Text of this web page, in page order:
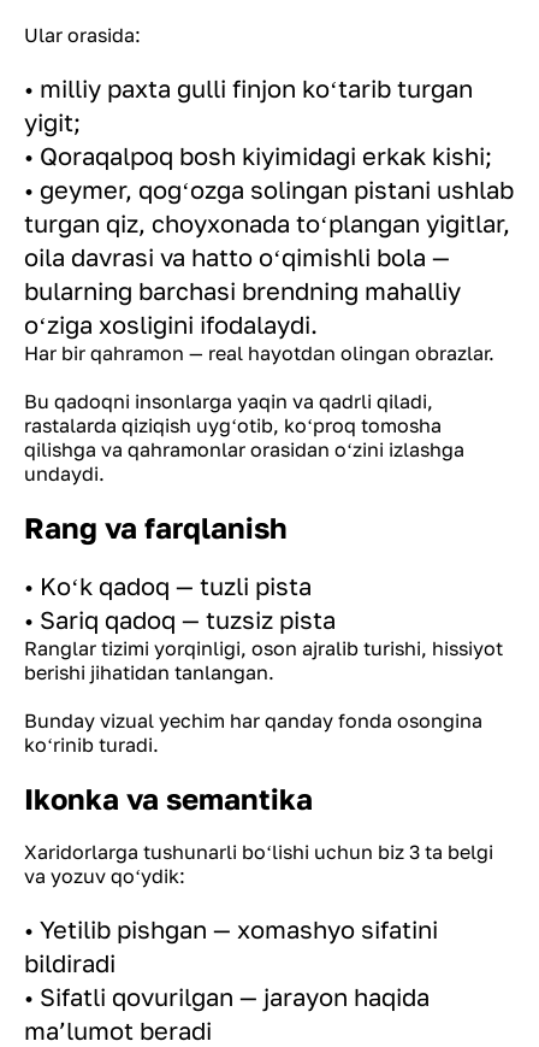
Ular orasida:
• milliy paxta gulli finjon koʻtarib turgan
yigit;
• Qoraqalpoq bosh kiyimidagi erkak kishi;
• geymer, qogʻozga solingan pistani ushlab
turgan qiz, choyxonada toʻplangan yigitlar,
oila davrasi va hatto oʻqimishli bola —
bularning barchasi brendning mahalliy
oʻziga xosligini ifodalaydi.
Har bir qahramon — real hayotdan olingan obrazlar.
Bu qadoqni insonlarga yaqin va qadrli qiladi,
rastalarda qiziqish uygʻotib, koʻproq tomosha
qilishga va qahramonlar orasidan oʻzini izlashga
undaydi.
Rang va farqlanish
• Koʻk qadoq — tuzli pista
• Sariq qadoq — tuzsiz pista
Ranglar tizimi yorqinligi, oson ajralib turishi, hissiyot
berishi jihatidan tanlangan.
Bunday vizual yechim har qanday fonda osongina
koʻrinib turadi.
Ikonka va semantika
Xaridorlarga tushunarli boʻlishi uchun biz 3 ta belgi
va yozuv qoʻydik:
• Yetilib pishgan — xomashyo sifatini
bildiradi
• Sifatli qovurilgan — jarayon haqida
maʼlumot beradi